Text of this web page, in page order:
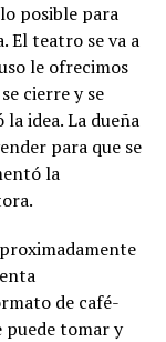
posible para
Elteatro se va a
le ofrecimos
cierre y se
idea. La dueña
para que se
la
de café-
puede tomar y